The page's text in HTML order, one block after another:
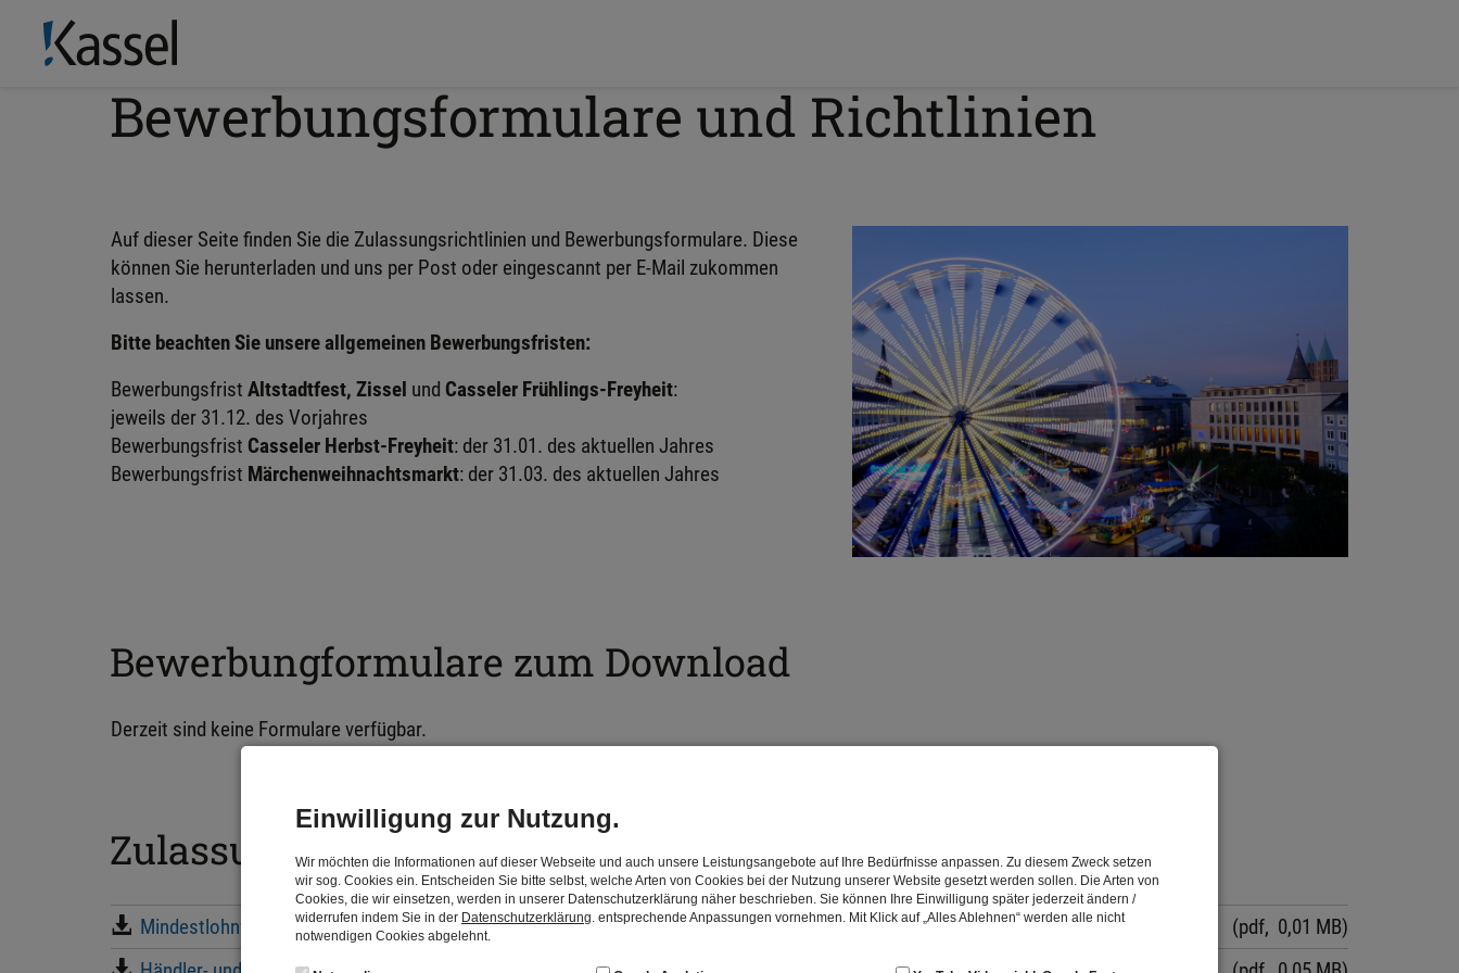
Bewerbungsformulare und Richtlinien
Auf dieser Seite finden Sie die Zulassungsrichtlinien und Bewerbungsformulare. Diese
können Sie herunterladen und uns per Post oder eingescannt per E-Mail zukommen
lassen.
Bitte beachten Sie unsere allgemeinen Bewerbungsfristen:
Bewerbungsfrist Altstadtfest, Zissel und Casseler Frühlings-Freyheit:
jeweils der 31.12. des Vorjahres
Bewerbungsfrist Casseler Herbst-Freyheit: der 31.01. des aktuellen Jahres
Bewerbungsfrist Märchenweihnachtsmarkt: der 31.03. des aktuellen Jahres
Bewerbungformulare zum Download
Derzeit sind keine Formulare verfügbar.
Zulassungsrichtlinien und AGBs
Mindestlohnverpflichtung
(pdf, 0,01 MB)
Einwilligung zur Nutzung.
Wir möchten die Informationen auf dieser Webseite und auch unsere Leistungsangebote auf Ihre Bedürfnisse anpassen. Zu diesem Zweck setzen
wir sog. Cookies ein. Entscheiden Sie bitte selbst, welche Arten von Cookies bei der Nutzung unserer Website gesetzt werden sollen. Die Arten von
Cookies, die wir einsetzen, werden in unserer Datenschutzerklärung näher beschrieben. Sie können Ihre Einwilligung später jederzeit ändern /
widerrufen indem Sie in der Datenschutzerklärung . entsprechende Anpassungen vornehmen. Mit Klick auf „Alles Ablehnen“ werden alle nicht
notwendigen Cookies abgelehnt.